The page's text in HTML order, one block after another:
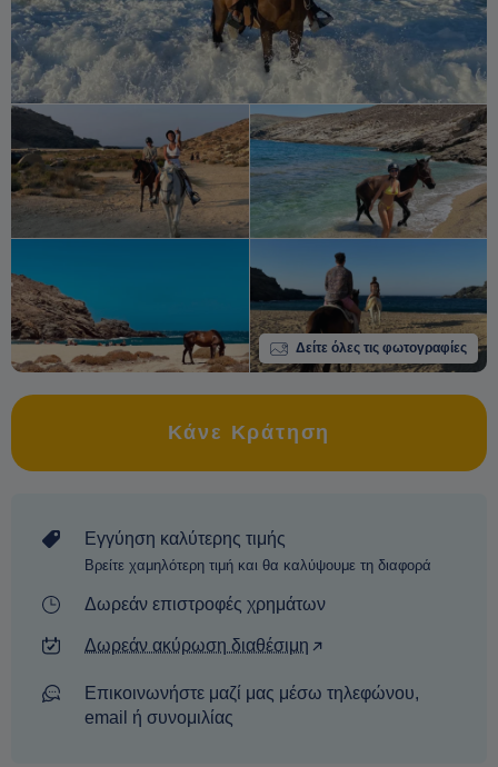
Δείτε όλες τις φωτογραφίες
Κάνε Κράτηση
Εγγύηση καλύτερης τιμής
Βρείτε χαμηλότερη τιμή και θα καλύψουμε τη διαφορά
Δωρεάν επιστροφές χρημάτων
Δωρεάν ακύρωση διαθέσιμη
Επικοινωνήστε μαζί μας μέσω τηλεφώνου,
email ή συνομιλίας